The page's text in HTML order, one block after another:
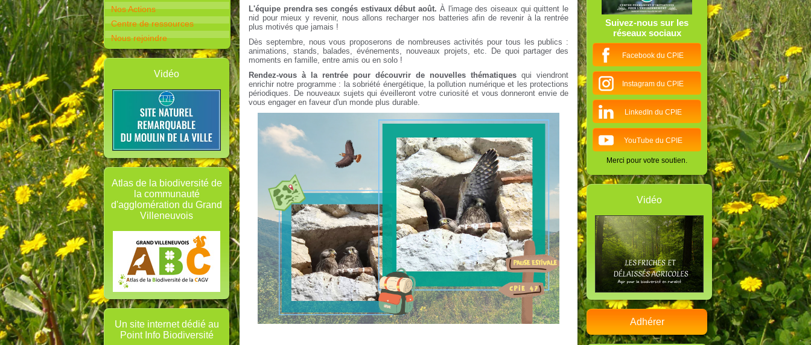
Nos Actions
Centre de ressources
Nous rejoindre
Vidéo
Atlas de la biodiversité de
la communauté
d'agglomération du Grand
Villeneuvois
Un site internet dédié au
Point Info Biodiversité
L'équipe prendra ses congés estivaux début août. À l'image des oiseaux qui quittent le
nid pour mieux y revenir, nous allons recharger nos batteries afin de revenir à la rentrée
plus motivés que jamais !
Dès septembre, nous vous proposerons de nombreuses activités pour tous les publics :
animations, stands, balades, événements, nouveaux projets, etc. De quoi partager des
moments en famille, entre amis ou en solo !
Rendez-vous à la rentrée pour découvrir de nouvelles thématiques qui viendront
enrichir notre programme : la sobriété énergétique, la pollution numérique et les protections
périodiques. De nouveaux sujets qui éveilleront votre curiosité et vous donneront envie de
vous engager en faveur d'un monde plus durable.
Suivez-nous sur les
réseaux sociaux
Facebook du CPIE
Instagram du CPIE
LinkedIn du CPIE
YouTube du CPIE
Merci pour votre soutien.
Vidéo
Adhérer